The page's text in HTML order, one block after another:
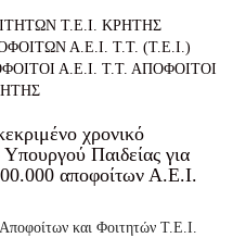
Τ.Ε.Ι. ΚΡΗΤΗΣ
Α.Ε.Ι. Τ.Τ. (Τ.Ε.Ι.)
Α.Ε.Ι. Τ.Τ. ΑΠΟΦΟΙΤΟΙ
χρονικό
Παιδείας για
αποφοίτων Α.Ε.Ι.
και Φοιτητών Τ.Ε.Ι.